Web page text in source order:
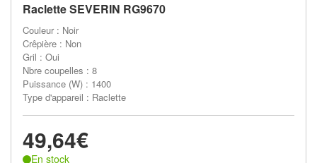
Raclette SEVERIN RG9670
Couleur : Noir
Crêpière : Non
Gril : Oui
Nbre coupelles : 8
Puissance (W) : 1400
Type d'appareil : Raclette
49,64€
En stock